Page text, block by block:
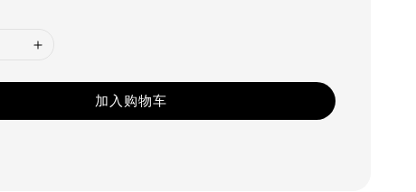
加入购物车